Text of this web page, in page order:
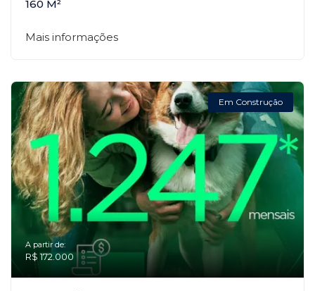
160 M²
Mais informações
Em Construção
A partir de:
R$ 172.000